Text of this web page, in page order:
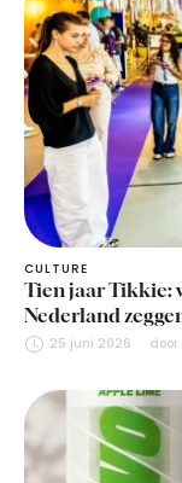
CULTURE
Tien jaar Tikkie:
Nederland
25 juni 2026 door